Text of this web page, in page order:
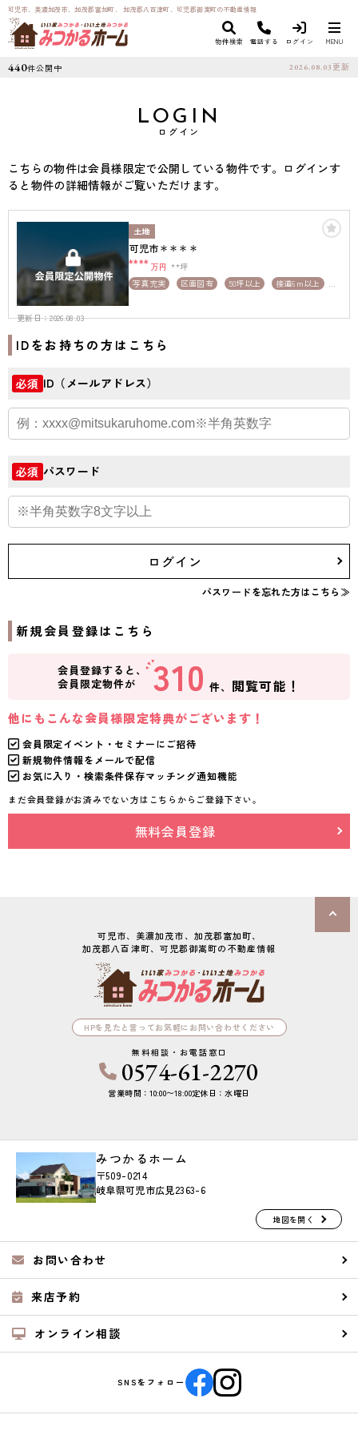
可児市、美濃加茂市、加茂郡富加町、 加茂郡八百津町、可児郡御嵩町の不動産情報
物件検索 電話する ログイン MENU
440件公開中 2026.08.03更新
LOGIN
ログイン
こちらの物件は会員様限定で公開している物件です。ログインす
ると物件の詳細情報がご覧いただけます。
土地
可児市＊＊＊＊
**** 万円 **坪
写真充実
区画図有 50坪以上
接道6ｍ以上
更新日：2026.08.03
IDをお持ちの方はこちら
必須 ID（メールアドレス）
必須 パスワード
ログイン
パスワードを忘れた方はこちら≫
新規会員登録はこちら
会員登録すると、
会員限定物件が
310 件、 閲覧可能！
他にもこんな会員様限定特典がございます！
会員限定イベント・セミナーにご招待
新規物件情報をメールで配信
お気に入り・検索条件保存マッチング通知機能
まだ会員登録がお済みでない方はこちらからご登録下さい。
無料会員登録
可児市、美濃加茂市、加茂郡富加町、
加茂郡八百津町、可児郡御嵩町の不動産情報
HPを見たと言ってお気軽にお問い合わせください
無料相談・お電話窓口
0574-61-2270
営業時間：10:00〜18:00定休日：水曜日
みつかるホーム
〒509-0214
岐阜県可児市広見2363-6
地図を開く
お問い合わせ
来店予約
オンライン相談
SNSをフォロー